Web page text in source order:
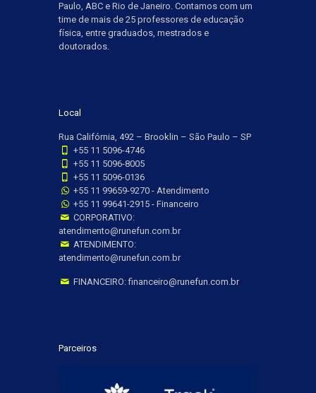
Paulo, ABC e Rio de Janeiro. Contamos com um
time de mais de 25 professores de educação
física, entre graduados, mestrados e
doutorados.
Local
Rua Califórnia, 492 – Brooklin – São Paulo – SP
+55 11 5096-4746
+55 11 5096-8005
+55 11 5096-0136
+55 11 99659-9270 - Atendimento
+55 11 99641-2915 - Financeiro
CORPORATIVO:
atendimento@runefun.com.br
ATENDIMENTO:
atendimento@runefun.com.br
FINANCEIRO: financeiro@runefun.com.br
Parceiros